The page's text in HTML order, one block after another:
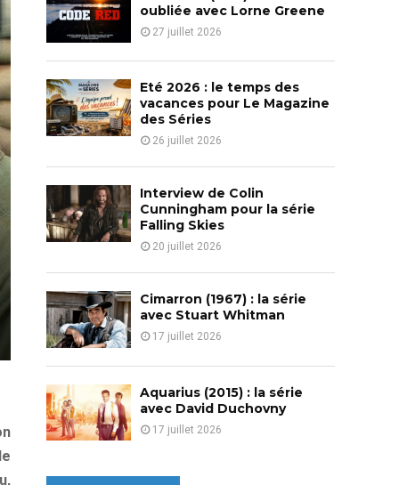
o
r
:
C
H
oubliée avec Lorne Greene
27 juillet 2026
Eté 2026 : le temps des
vacances pour Le Magazine
des Séries
26 juillet 2026
Interview de Colin
Cunningham pour la série
Falling Skies
20 juillet 2026
Cimarron (1967) : la série
avec Stuart Whitman
17 juillet 2026
Aquarius (2015) : la série
avec David Duchovny
17 juillet 2026